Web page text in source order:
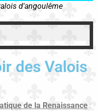
d'angoulême
des Valois
de la Renaissance :